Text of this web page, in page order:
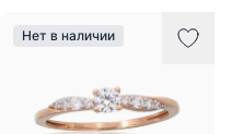
Нет в наличии